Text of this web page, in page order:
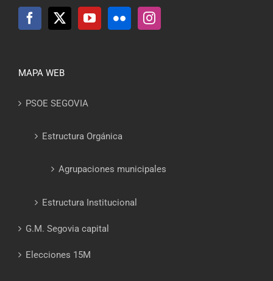
MAPA WEB
PSOE SEGOVIA
Estructura Orgánica
Agrupaciones municipales
Estructura Institucional
G.M. Segovia capital
Elecciones 15M